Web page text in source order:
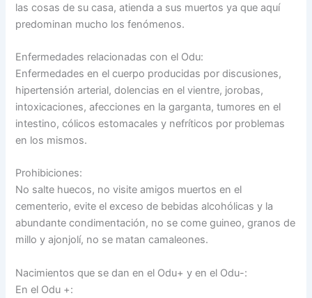
las cosas de su casa, atienda a sus muertos ya que aquí
predominan mucho los fenómenos.
Enfermedades relacionadas con el Odu:
Enfermedades en el cuerpo producidas por discusiones,
hipertensión arterial, dolencias en el vientre, jorobas,
intoxicaciones, afecciones en la garganta, tumores en el
intestino, cólicos estomacales y nefríticos por problemas
en los mismos.
Prohibiciones:
No salte huecos, no visite amigos muertos en el
cementerio, evite el exceso de bebidas alcohólicas y la
abundante condimentación, no se come guineo, granos de
millo y ajonjolí, no se matan camaleones.
Nacimientos que se dan en el Odu+ y en el Odu-:
En el Odu +: